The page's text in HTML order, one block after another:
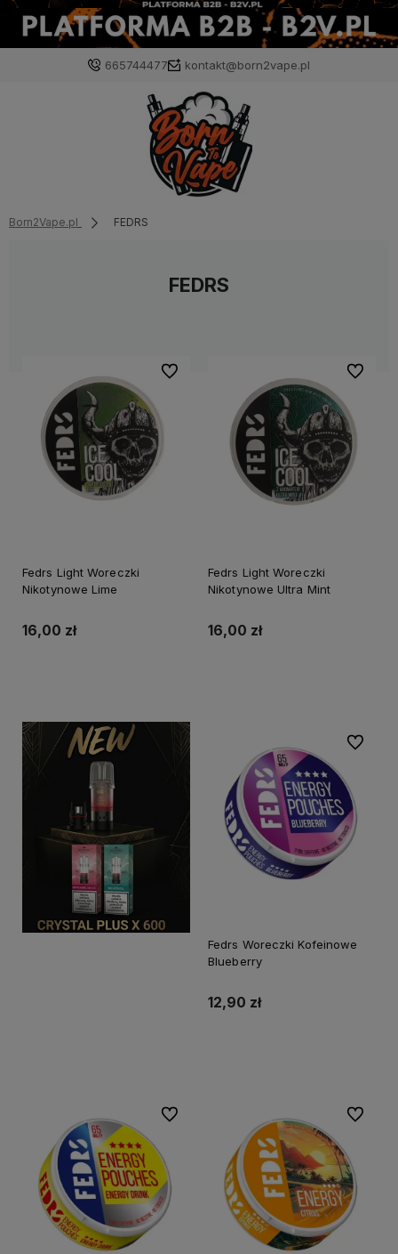
665744477 kontakt@born2vape.pl
Born2Vape.pl FEDRS
FEDRS
Fedrs Light Woreczki
Nikotynowe Lime
16,00 zł
Do ulubionych
Fedrs Light Woreczki
Nikotynowe Ultra Mint
16,00 zł
Do
Fedrs Woreczki Kofeinowe
Blueberry
12,90 zł
Do
Do ulubionych Do